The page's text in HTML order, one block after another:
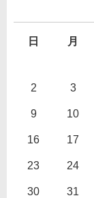
日 月
2 3
9 10
16 17
23 24
30 31